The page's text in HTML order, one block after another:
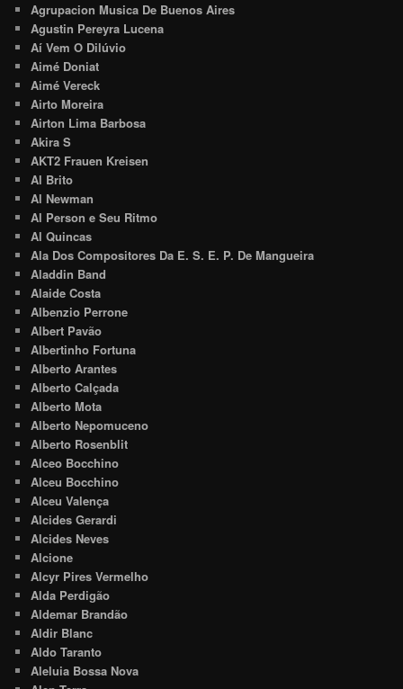
Agrupacion Musica De Buenos Aires
Agustin Pereyra Lucena
Aí Vem O Dilúvio
Aimé Doniat
Aimé Vereck
Airto Moreira
Airton Lima Barbosa
Akira S
AKT2 Frauen Kreisen
Al Brito
Al Newman
Al Person e Seu Ritmo
Al Quincas
Ala Dos Compositores Da E. S. E. P. De Mangueira
Aladdin Band
Alaide Costa
Albenzio Perrone
Albert Pavão
Albertinho Fortuna
Alberto Arantes
Alberto Calçada
Alberto Mota
Alberto Nepomuceno
Alberto Rosenblit
Alceo Bocchino
Alceu Bocchino
Alceu Valença
Alcides Gerardi
Alcides Neves
Alcione
Alcyr Pires Vermelho
Alda Perdigão
Aldemar Brandão
Aldir Blanc
Aldo Taranto
Aleluia Bossa Nova